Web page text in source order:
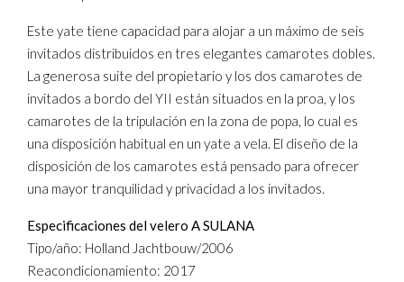
Este yate tiene capacidad para alojar a un máximo de seis
invitados distribuidos en tres elegantes camarotes dobles.
La generosa suite del propietario y los dos camarotes de
invitados a bordo del YII están situados en la proa, y los
camarotes de la tripulación en la zona de popa, lo cual es
una disposición habitual en un yate a vela. El diseño de la
disposición de los camarotes está pensado para ofrecer
una mayor tranquilidad y privacidad a los invitados.
Especificaciones del velero A SULANA
Tipo/año: Holland Jachtbouw/2006
Reacondicionamiento: 2017